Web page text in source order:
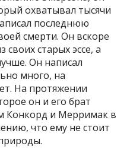
охватывал тысячи
последнюю
смерти. Он вскоре
старых эссе, а
Он написал
много, на
На протяжении
он и его брат
Конкорд и Мерримак в
что ему не стоит